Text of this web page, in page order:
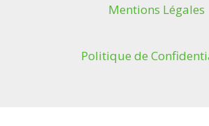
Mentions Légales
Politique de